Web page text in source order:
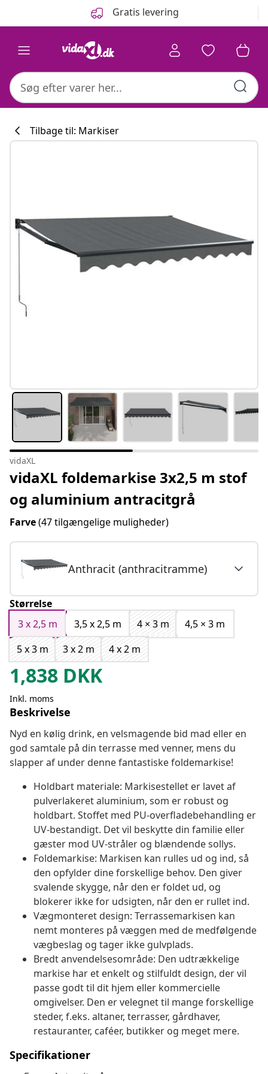
Gratis levering
Tilbage til: Markiser
vidaXL
vidaXL foldemarkise 3x2,5 m stof
og aluminium antracitgrå
Farve(47 tilgængelige muligheder)
Anthracit (anthracitramme)
Størrelse
3 x 2,5 m
3,5 x 2,5 m 4 × 3 m
4,5 × 3 m
5 x 3 m
3 x 2 m 4 x 2 m
1,838 DKK
Inkl. moms
Beskrivelse
Nyd en kølig drink, en velsmagende bid mad eller en
god samtale på din terrasse med venner, mens du
slapper af under denne fantastiske foldemarkise!
Holdbart materiale: Markisestellet er lavet af
pulverlakeret aluminium, som er robust og
holdbart. Stoffet med PU-overfladebehandling er
UV-bestandigt. Det vil beskytte din familie eller
gæster mod UV-stråler og blændende sollys.
Foldemarkise: Markisen kan rulles ud og ind, så
den opfylder dine forskellige behov. Den giver
svalende skygge, når den er foldet ud, og
blokerer ikke for udsigten, når den er rullet ind.
Vægmonteret design: Terrassemarkisen kan
nemt monteres på væggen med de medfølgende
vægbeslag og tager ikke gulvplads.
Bredt anvendelsesområde: Den udtrækkelige
markise har et enkelt og stilfuldt design, der vil
passe godt til dit hjem eller kommercielle
omgivelser. Den er velegnet til mange forskellige
steder, f.eks. altaner, terrasser, gårdhaver,
restauranter, caféer, butikker og meget mere.
Specifikationer